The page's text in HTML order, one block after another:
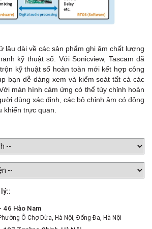
lâu dài về các sản phẩm ghi âm chất lượng
kỹ thuật số. Với Sonicview, Tascam đã
kỹ thuật số hoàn toàn mới kết hợp công
bạn dễ dàng xem và kiểm soát tất cả các
màn hình cảm ứng có thể tùy chỉnh hoàn
dùng xác định, các bộ chỉnh âm có động
khiển trực quan.
46 Hào Nam
Ô Chợ Dừa, Hà Nội, Đống Đa, Hà Nội